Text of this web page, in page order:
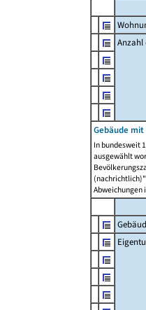
Anzahl
Gebäude
In bundesweit
ausgewählt
Abweichungen